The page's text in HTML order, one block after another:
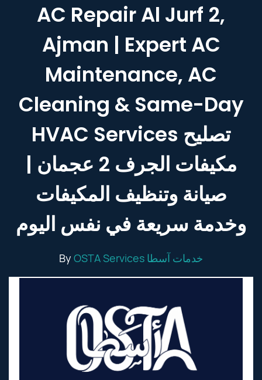
AC Repair Al Jurf 2,
Ajman | Expert AC
Maintenance, AC
Cleaning & Same-Day
HVAC Services تصليح
مكيفات الجرف 2 عجمان |
صيانة وتنظيف المكيفات
وخدمة سريعة في نفس اليوم
By OSTA Services خدمات آسطا